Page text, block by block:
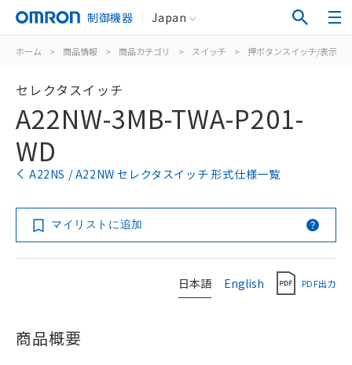
制御機器 Japan
ホーム > 商品情報 > 商品カテゴリ > スイッチ > 押ボタンスイッチ/表示灯
セレクタスイッチ
A22NW-3MB-TWA-P201-
WD
A22NS / A22NW セレクタスイッチ 形式仕様一覧
マイリストに追加
日本語 English PDF出力
商品概要